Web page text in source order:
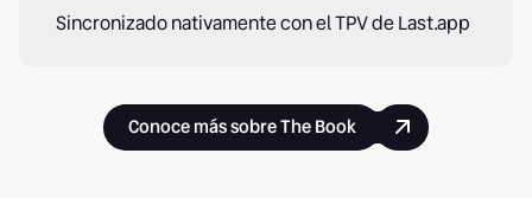
Sincronizado nativamente con el TPV de Last.app
Conoce más sobre The Book